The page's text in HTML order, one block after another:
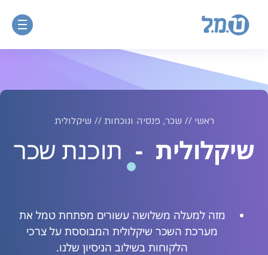
ראשי // שכר, פנסיה ונוכחות// שיקלולית
שיקלולית - תוכנת שכר
מזה למעלה משלושה עשורים מפתחת טמל את
מערכת השכר שיקלולית המבוססת על צרכי
הלקוחות בשילוב הניסיון שלנו.